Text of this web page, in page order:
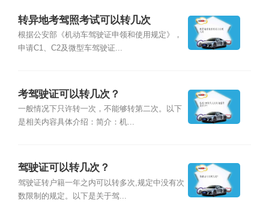
转异地考驾照考试可以转几次
根据公安部《机动车驾驶证申领和使用规定》，
申请C1、C2及微型车驾驶证...
考驾驶证可以转几次？
一般情况下只许转一次，不能够转第二次。以下
是相关内容具体介绍：简介：机...
驾驶证可以转几次？
驾驶证转户籍一年之内可以转多次,规定中没有次
数限制的规定。以下是关于驾...